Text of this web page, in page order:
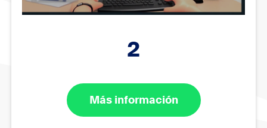
2
Más información